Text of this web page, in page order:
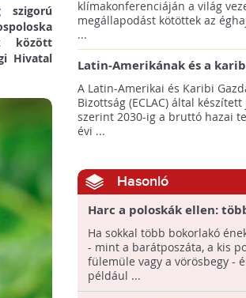
szigorú
között
Hivatal
klímakonferenciáján a világ
megállapodást kötöttek az
...
Latin-Amerikának és a
térségnek növelniük kell
az éghajlatvédelmi célok
A Latin-Amerikai és Karibi
Bizottság (ECLAC) által
szerint 2030-ig a bruttó hazai
évi ...
Hasonló
Harc a poloskák ellen:
bokorlakó énekesmadár
Ha sokkal több bokorlakó
- mint a barátposzáta, a kis
fülemüle vagy a vörösbegy -
például ...